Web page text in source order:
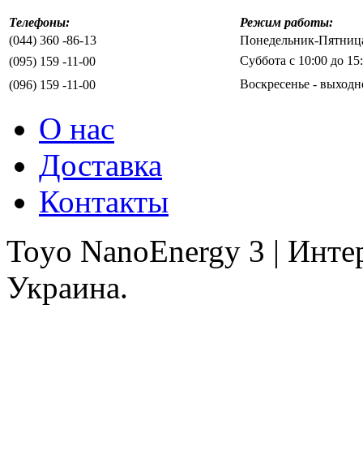
Телефоны:
Режим работы:
(044) 360 -86-13
Понедельник-
(095) 159 -11-00
Суббота с 10:00 до
(096) 159 -11-00
Воскресенье -
О нас
Доставка
Контакты
Toyo NanoEnergy 3 |
Украина.